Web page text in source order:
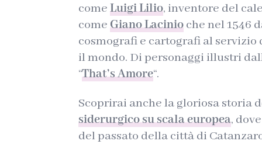
comeLuigi Lilio, inventore del
comeGiano Lacinio che nel 1546
cosmografi e cartografi al servizio
il mondo. Di personaggi illustri
“That’s Amore“.
Scoprirai anche la gloriosa storia
siderurgico su scala europea,
del passato della città di